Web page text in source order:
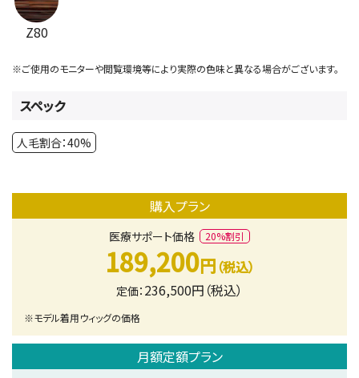
Z80
※ご使用のモニターや閲覧環境等により実際の色味と異なる場合がございます。
スペック
人毛割合：40%
購入プラン
医療サポート価格 20%割引
189,200円 （税込）
定価： 236,500円（税込）
※モデル着用ウィッグの価格
月額定額プラン